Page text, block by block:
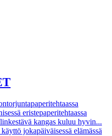
eristepaperitehtaassa
kangas kuluu hyvin...
jokapäiväisessä elämässä